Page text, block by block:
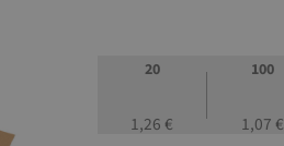
20
1,26 €
100
1,07 €